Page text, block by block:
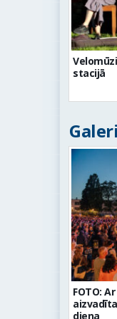
stacijā
FOTO:
diena